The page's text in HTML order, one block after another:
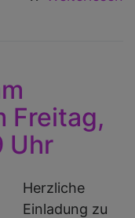
Freitag,
Uhr
Herzliche
Einladung zu